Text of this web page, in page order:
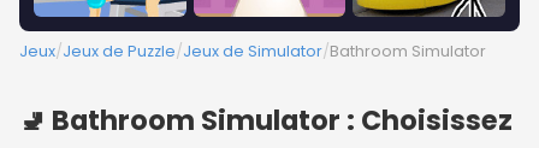
Jeux/Jeux de Puzzle/Jeux de Simulator/Bathroom Simulator
🚽 Bathroom Simulator : Choisissez